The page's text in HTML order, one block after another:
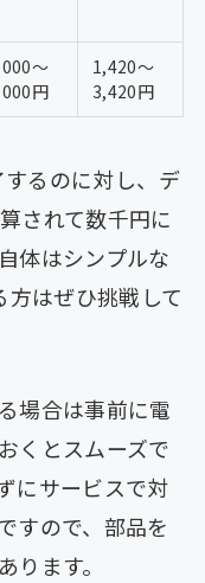
〜
円
1,420〜
3,420円
るのに対し、デ
されて数千円に
体はシンプルな
方はぜひ挑戦して
場合は事前に電
くとスムーズで
にサービスで対
すので、部品を
ます。